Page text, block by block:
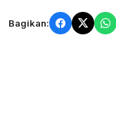
Bagikan: